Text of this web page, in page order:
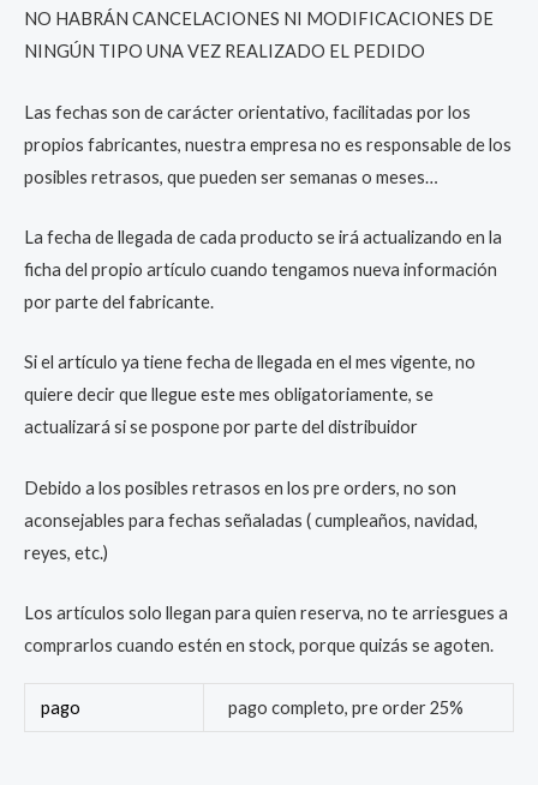
NO HABRÁN CANCELACIONES NI MODIFICACIONES DE
NINGÚN TIPO UNA VEZ REALIZADO EL PEDIDO
Las fechas son de carácter orientativo, facilitadas por los
propios fabricantes, nuestra empresa no es responsable de los
posibles retrasos, que pueden ser semanas o meses…
La fecha de llegada de cada producto se irá actualizando en la
ficha del propio artículo cuando tengamos nueva información
por parte del fabricante.
Si el artículo ya tiene fecha de llegada en el mes vigente, no
quiere decir que llegue este mes obligatoriamente, se
actualizará si se pospone por parte del distribuidor
Debido a los posibles retrasos en los pre orders, no son
aconsejables para fechas señaladas ( cumpleaños, navidad,
reyes, etc.)
Los artículos solo llegan para quien reserva, no te arriesgues a
comprarlos cuando estén en stock, porque quizás se agoten.
pago pago completo, pre order 25%